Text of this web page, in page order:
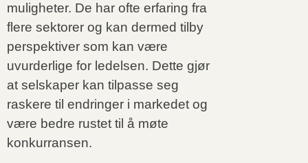
muligheter. De har ofte erfaring fra
flere sektorer og kan dermed tilby
perspektiver som kan være
uvurderlige for ledelsen. Dette gjør
at selskaper kan tilpasse seg
raskere til endringer i markedet og
være bedre rustet til å møte
konkurransen.